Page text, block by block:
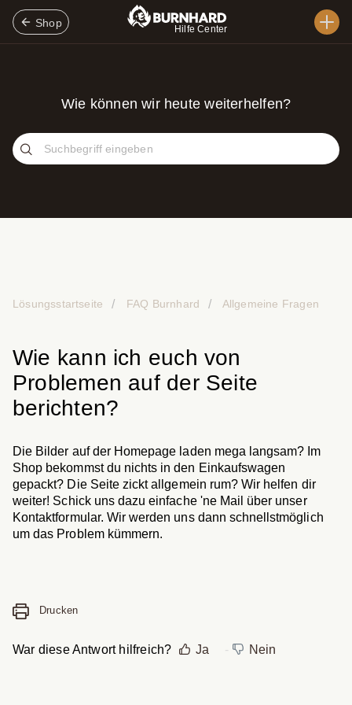
Shop
Hilfe Center
Wie können wir heute weiterhelfen?
Lösungsstartseite FAQ Burnhard Allgemeine Fragen
Wie kann ich euch von
Problemen auf der Seite
berichten?
Die Bilder auf der Homepage laden mega langsam? Im
Shop bekommst du nichts in den Einkaufswagen
gepackt? Die Seite zickt allgemein rum? Wir helfen dir
weiter! Schick uns dazu einfache 'ne Mail über unser
Kontaktformular. Wir werden uns dann schnellstmöglich
um das Problem kümmern.
War diese Antwort hilfreich? Ja Nein
Drucken